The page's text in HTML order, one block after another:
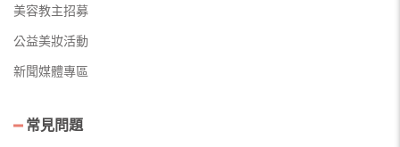
美容教主招募
公益美妝活動
新聞媒體專區
常見問題